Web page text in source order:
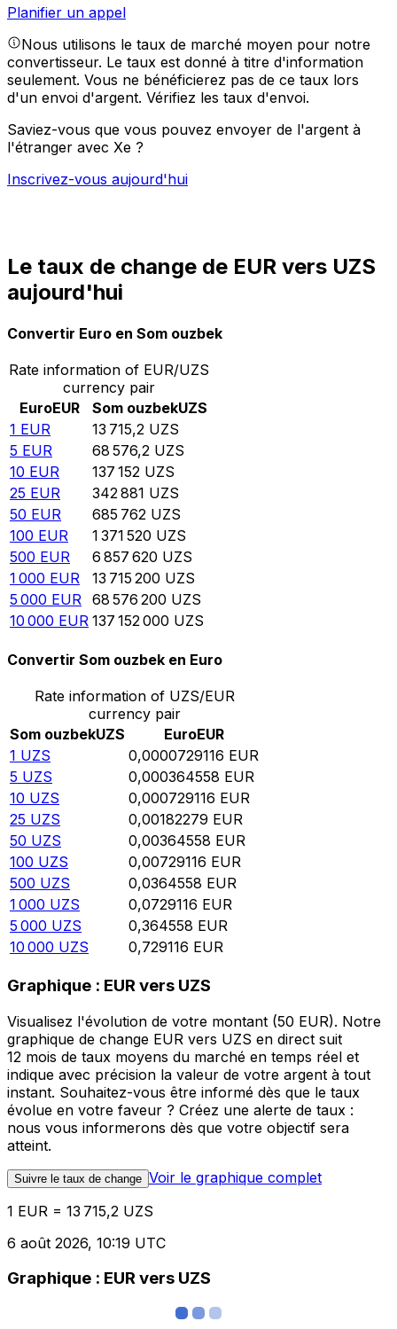
Planifier un appel
Nous utilisons le taux de marché moyen pour notre
convertisseur. Le taux est donné à titre d'information
seulement. Vous ne bénéficierez pas de ce taux lors
d'un envoi d'argent. Vérifiez les taux d'envoi.
Saviez-vous que vous pouvez envoyer de l'argent à
l'étranger avec Xe ?
Inscrivez-vous aujourd'hui
Le taux de change de EUR vers UZS
aujourd'hui
Convertir Euro en Som ouzbek
Rate information of EUR/UZS
currency pair
EuroEUR Som ouzbekUZS
1 EUR 13 715,2 UZS
5 EUR 68 576,2 UZS
10 EUR 137 152 UZS
25 EUR 342 881 UZS
50 EUR 685 762 UZS
100 EUR 1 371 520 UZS
500 EUR 6 857 620 UZS
1 000 EUR 13 715 200 UZS
5 000 EUR 68 576 200 UZS
10 000 EUR 137 152 000 UZS
Convertir Som ouzbek en Euro
Rate information of UZS/EUR
currency pair
Som ouzbekUZS EuroEUR
1 UZS 0,0000729116 EUR
5 UZS 0,000364558 EUR
10 UZS 0,000729116 EUR
25 UZS 0,00182279 EUR
50 UZS 0,00364558 EUR
100 UZS 0,00729116 EUR
500 UZS 0,0364558 EUR
1 000 UZS 0,0729116 EUR
5 000 UZS 0,364558 EUR
10 000 UZS 0,729116 EUR
Graphique : EUR vers UZS
Visualisez l'évolution de votre montant (50 EUR). Notre
graphique de change EUR vers UZS en direct suit
12 mois de taux moyens du marché en temps réel et
indique avec précision la valeur de votre argent à tout
instant. Souhaitez-vous être informé dès que le taux
évolue en votre faveur ? Créez une alerte de taux :
nous vous informerons dès que votre objectif sera
atteint.
Suivre le taux de change Voir le graphique complet
1 EUR = 13 715,2 UZS
6 août 2026, 10:19 UTC
Graphique : EUR vers UZS